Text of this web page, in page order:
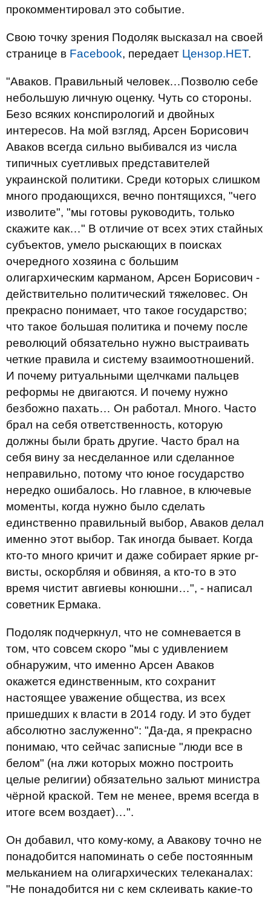
прокомментировал это событие.
Свою точку зрения Подоляк высказал на своей
странице в Facebook, передает Цензор.НЕТ.
"Аваков. Правильный человек…Позволю себе
небольшую личную оценку. Чуть со стороны.
Безо всяких конспирологий и двойных
интересов. На мой взгляд, Арсен Борисович
Аваков всегда сильно выбивался из числа
типичных суетливых представителей
украинской политики. Среди которых слишком
много продающихся, вечно понтящихся, "чего
изволите", "мы готовы руководить, только
скажите как…" В отличие от всех этих стайных
субъектов, умело рыскающих в поисках
очередного хозяина с большим
олигархическим карманом, Арсен Борисович -
действительно политический тяжеловес. Он
прекрасно понимает, что такое государство;
что такое большая политика и почему после
революций обязательно нужно выстраивать
четкие правила и систему взаимоотношений.
И почему ритуальными щелчками пальцев
реформы не двигаются. И почему нужно
безбожно пахать… Он работал. Много. Часто
брал на себя ответственность, которую
должны были брать другие. Часто брал на
себя вину за несделанное или сделанное
неправильно, потому что юное государство
нередко ошибалось. Но главное, в ключевые
моменты, когда нужно было сделать
единственно правильный выбор, Аваков делал
именно этот выбор. Так иногда бывает. Когда
кто-то много кричит и даже собирает яркие pr-
висты, оскорбляя и обвиняя, а кто-то в это
время чистит авгиевы конюшни…", - написал
советник Ермака.
Подоляк подчеркнул, что не сомневается в
том, что совсем скоро "мы с удивлением
обнаружим, что именно Арсен Аваков
окажется единственным, кто сохранит
настоящее уважение общества, из всех
пришедших к власти в 2014 году. И это будет
абсолютно заслуженно": "Да-да, я прекрасно
понимаю, что сейчас записные "люди все в
белом" (на лжи которых можно построить
целые религии) обязательно зальют министра
чёрной краской. Тем не менее, время всегда в
итоге всем воздает)…".
Он добавил, что кому-кому, а Авакову точно не
понадобится напоминать о себе постоянным
мельканием на олигархических телеканалах:
"Не понадобится ни с кем склеивать какие-то